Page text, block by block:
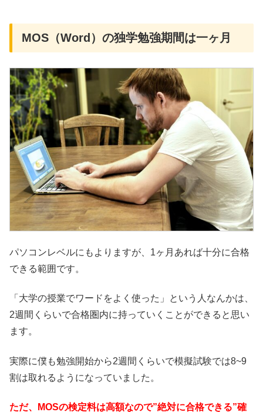
MOS（Word）の独学勉強期間は一ヶ月
パソコンレベルにもよりますが、1ヶ月あれば十分に合格
できる範囲です。
「大学の授業でワードをよく使った」という人なんかは、
2週間くらいで合格圏内に持っていくことができると思い
ます。
実際に僕も勉強開始から2週間くらいで模擬試験では8~9
割は取れるようになっていました。
ただ、MOSの検定料は高額なので”絶対に合格できる”確